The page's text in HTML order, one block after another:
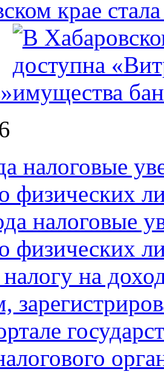
крае
налоговые
физических